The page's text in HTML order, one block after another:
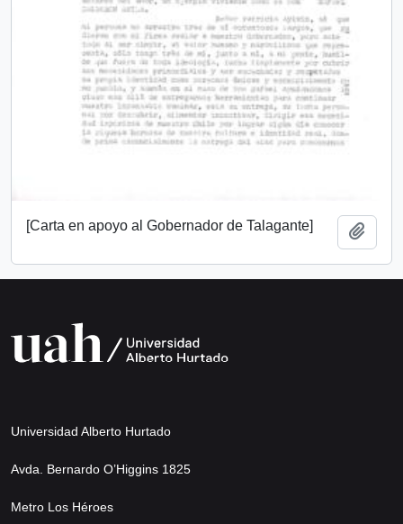
[Carta en apoyo al Gobernador de Talagante]
Universidad Alberto Hurtado
Avda. Bernardo O’Higgins 1825
Metro Los Héroes